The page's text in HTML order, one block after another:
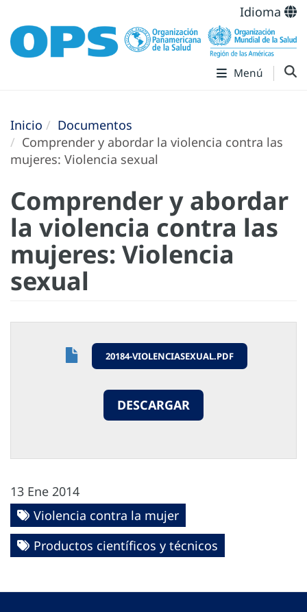
Idioma
Menú
Inicio
Documentos
Comprender y abordar la violencia contra las
mujeres: Violencia sexual
Comprender y abordar
la violencia contra las
mujeres: Violencia
sexual
20184-VIOLENCIASEXUAL.PDF
DESCARGAR
13 Ene 2014
Violencia contra la mujer
Productos científicos y técnicos